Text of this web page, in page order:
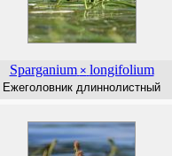
Sparganium × longifolium
Ежеголовник длиннолистный